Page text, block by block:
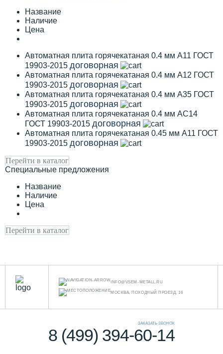
Название
Наличие
Цена
Автоматная плита горячекатаная 0.4 мм А11 ГОСТ
19903-2015 договорная
Автоматная плита горячекатаная 0.4 мм А12 ГОСТ
19903-2015 договорная
Автоматная плита горячекатаная 0.4 мм А35 ГОСТ
19903-2015 договорная
Автоматная плита горячекатаная 0.4 мм АС14
ГОСТ 19903-2015 договорная
Автоматная плита горячекатаная 0.45 мм А11 ГОСТ
19903-2015 договорная
Перейти в каталог
Специальные предложения
Название
Наличие
Цена
Перейти в каталог
INFO@VSEM-METALL.RU
МОСКВА, ПОХОДНЫЙ ПРОЕЗД, 16
ЗАКАЗАТЬ ЗВОНОК
8 (499) 394-60-14